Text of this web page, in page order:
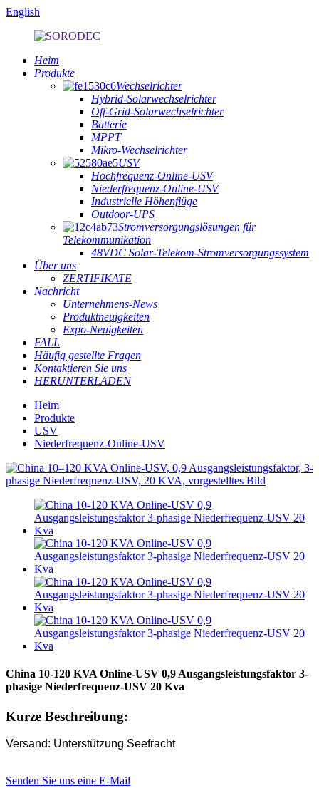
English
Heim
Produkte
Wechselrichter
Hybrid-Solarwechselrichter
Off-Grid-Solarwechselrichter
Batterie
MPPT
Mikro-Wechselrichter
USV
Hochfrequenz-Online-USV
Niederfrequenz-Online-USV
Industrielle Höhenflüge
Outdoor-UPS
Stromversorgungslösungen für
Telekommunikation
48VDC Solar-Telekom-Stromversorgungssystem
Über uns
ZERTIFIKATE
Nachricht
Unternehmens-News
Produktneuigkeiten
Expo-Neuigkeiten
FALL
Häufig gestellte Fragen
Kontaktieren Sie uns
HERUNTERLADEN
Heim
Produkte
USV
Niederfrequenz-Online-USV
China 10-120 KVA Online-USV 0,9 Ausgangsleistungsfaktor 3-
phasige Niederfrequenz-USV 20 Kva
Kurze Beschreibung:
Versand: Unterstützung Seefracht
Senden Sie uns eine E-Mail